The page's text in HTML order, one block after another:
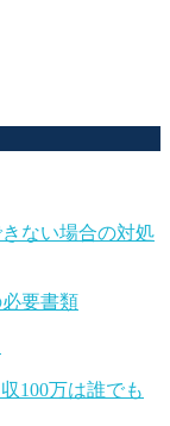
ない場合の対処
要書類
100万は誰でも